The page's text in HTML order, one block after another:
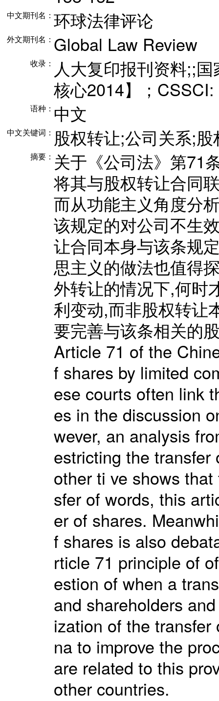
中文期刊名： 环球法律评论
外文期刊名： Global Law Review
收录： 人大复印报刊资料;;
核心2014】；
语种： 中文
中文关键词： 股权转让;公司关系;股
摘要： 关于《公司法》第71
将其与股权转让合同
而从功能主义角度分
该规定的对公司不生
让合同本身与该条规
思主义的做法也值得
外转让的情况下,何时
利变动,而非股权转让
要完善与该条相关的
Article 71 of the
f shares by limited
ese courts often link
es in the discussion
wever, an analysis
estricting the
other ti ve shows
sfer of words, this
er of shares.
f shares is also
rticle 71 principle of
estion of when a
and shareholders
ization of the
na to improve the
are related to this
other countries.